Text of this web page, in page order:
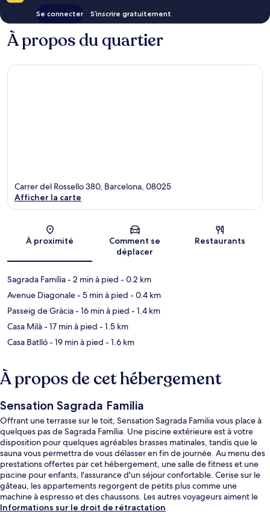
Se connecter S’inscrire gratuitement
À propos du quartier
Carte
Carrer del Rossello 380, Barcelona, 08025
Afficher la carte
À proximité
Comment se
déplacer
Restaurants
Sagrada Família- 2 min à pied - 0.2 km
Avenue Diagonale- 5 min à pied - 0.4 km
Passeig de Gràcia- 16 min à pied - 1.4 km
Casa Milà- 17 min à pied - 1.5 km
Casa Batlló- 19 min à pied - 1.6 km
À propos de cet hébergement
Sensation Sagrada Familia
Offrant une terrasse sur le toit, Sensation Sagrada Familia vous place à
quelques pas de Sagrada Família. Une piscine extérieure est à votre
disposition pour quelques agréables brasses matinales, tandis que le
sauna vous permettra de vous délasser en fin de journée. Au menu des
prestations offertes par cet hébergement, une salle de fitness et une
piscine pour enfants, l'assurance d'un séjour confortable. Cerise sur le
gâteau, les appartements regorgent de petits plus comme une
machine à espresso et des chaussons. Les autres voyageurs aiment le
fait que les transports publics se trouvent à une courte distance de
Informations sur le droit de rétractation